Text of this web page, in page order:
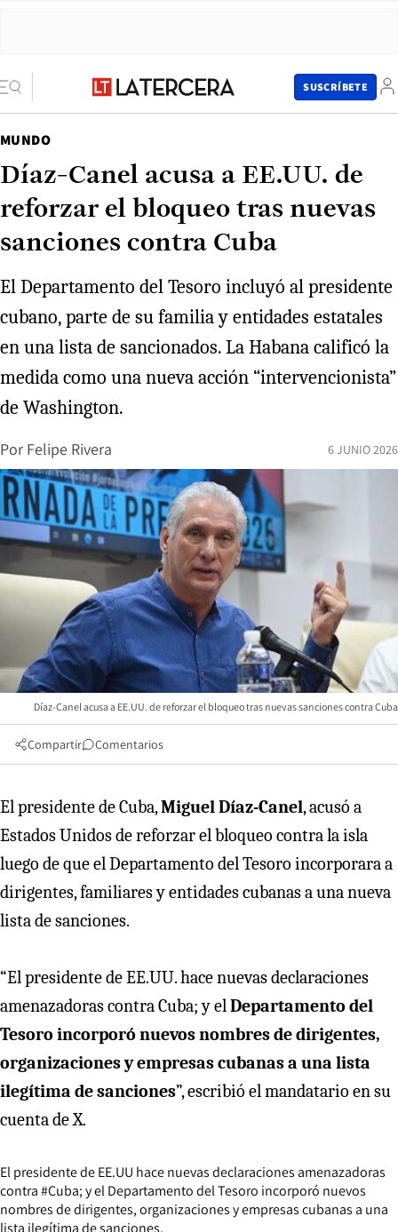
SUSCRÍBETE
MUNDO
Díaz-Canel acusa a EE.UU. de
reforzar el bloqueo tras nuevas
sanciones contra Cuba
El Departamento del Tesoro incluyó al presidente
cubano, parte de su familia y entidades estatales
en una lista de sancionados. La Habana calificó la
medida como una nueva acción “intervencionista”
de Washington.
Por Felipe Rivera 6 JUNIO 2026
Díaz-Canel acusa a EE.UU. de reforzar el bloqueo tras nuevas sanciones contra Cuba
Compartir Comentarios
El presidente de Cuba,Miguel Díaz-Canel, acusó a
Estados Unidos de reforzar el bloqueo contra la isla
luego de que el Departamento del Tesoro incorporara a
dirigentes, familiares y entidades cubanas a una nueva
lista de sanciones.
“El presidente de EE.UU. hace nuevas declaraciones
amenazadoras contra Cuba; y elDepartamento del
Tesoro incorporó nuevos nombres de dirigentes,
organizaciones y empresas cubanas a una lista
ilegítima de sanciones”, escribió el mandatario en su
cuenta de X.
El presidente de EE.UU hace nuevas declaraciones amenazadoras
contra#Cuba; y el Departamento del Tesoro incorporó nuevos
nombres de dirigentes, organizaciones y empresas cubanas a una
lista ilegítima de sanciones.